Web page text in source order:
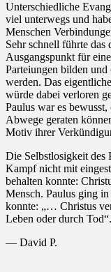
Unterschiedliche
viel unterwegs und
Menschen
Sehr schnell führte das
Ausgangspunkt für
Parteiungen bilden und
werden. Das
würde dabei verloren
Paulus war es
Abwege geraten
Motiv ihrer
Die Selbstlosigkeit des
Kampf nicht mit
behalten konnte:
Mensch. Paulus ging in
konnte: „… Christus
Leben oder durch Tod“.
— David P.